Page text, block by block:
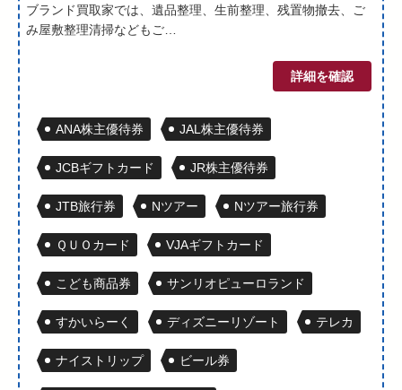
ブランド買取家では、遺品整理、生前整理、残置物撤去、ご
み屋敷整理清掃などもご…
詳細を確認
ANA株主優待券 JAL株主優待券
JCBギフトカード JR株主優待券
JTB旅行券 Nツアー Nツアー旅行券
ＱＵＯカード VJAギフトカード
こども商品券 サンリオピューロランド
すかいらーく ディズニーリゾート テレカ
ナイストリップ ビール券